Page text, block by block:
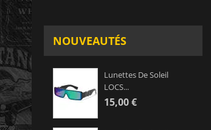
NOUVEAUTÉS
Lunettes De Soleil
LOCS...
15,00 €